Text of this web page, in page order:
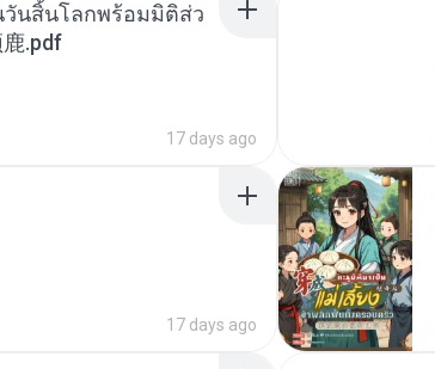
วันสิ้นโลกพร้อมมิติส่ว
.pdf
17 days ago
17 days ago